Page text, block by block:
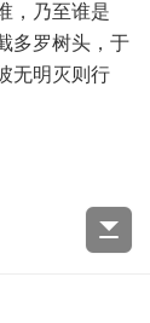
，乃至谁是
多罗树头，于
无明灭则行
义说。谛